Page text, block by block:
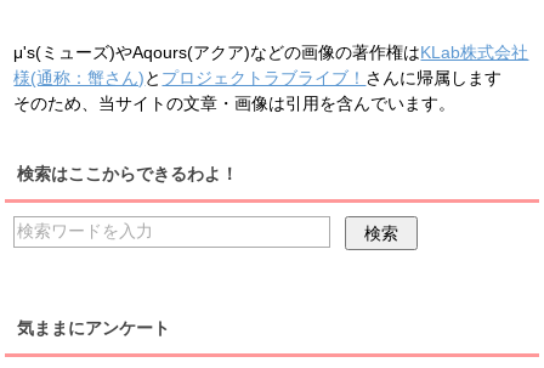
μ's(ミューズ)やAqours(アクア)などの画像の著作権はKLab株式会社
様(通称：蟹さん)と プロジェクトラブライブ！ さんに帰属します
そのため、当サイトの文章・画像は引用を含んでいます。
検索はここからできるわよ！
気ままにアンケート